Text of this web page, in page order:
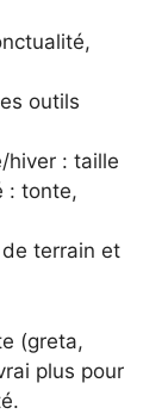
outils
hiver : taille
: tonte,
terrain et
(greta,
plus pour